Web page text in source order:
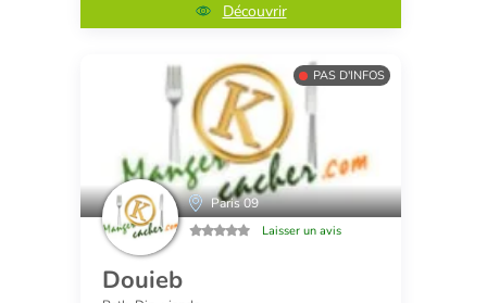
Découvrir
PAS D'INFOS
Paris 09
Laisser un avis
Douieb